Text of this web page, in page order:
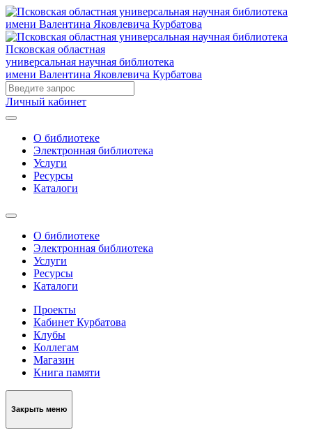
Псковская областная
универсальная научная библиотека
имени Валентина Яковлевича Курбатова
Личный кабинет
О библиотеке
Электронная библиотека
Услуги
Ресурсы
Каталоги
О библиотеке
Электронная библиотека
Услуги
Ресурсы
Каталоги
Проекты
Кабинет Курбатова
Клубы
Коллегам
Магазин
Книга памяти
Закрыть меню